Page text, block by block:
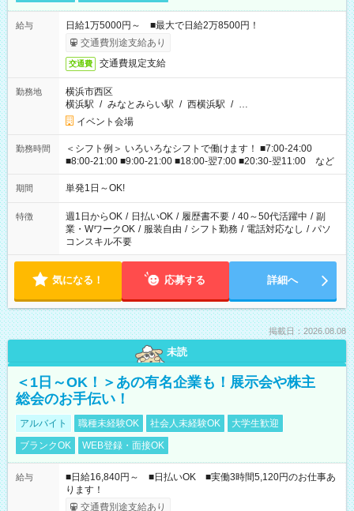
給与
日給1万5000円～ ■最大で日給2万8500円！
交通費別途支給あり
交通費 交通費規定支給
勤務地
横浜市西区
横浜駅 / みなとみらい駅 / 西横浜駅 / …
イベント会場
勤務時間
＜シフト例＞ いろいろなシフトで働けます！ ■7:00-24:00
■8:00-21:00 ■9:00-21:00 ■18:00-翌7:00 ■20:30-翌11:00 など
期間 単発1日～OK!
特徴 週1日からOK / 日払いOK / 履歴書不要 / 40～50代活躍中 / 副
業・WワークOK / 服装自由 / シフト勤務 / 電話対応なし / パソ
コンスキル不要
気になる！ 応募する 詳細へ
掲載日：2026.08.08
未読
＜1日～OK！＞あの有名企業も！展示会や株主
総会のお手伝い！
アルバイト 職種未経験OK 社会人未経験OK
大学生歓迎
ブランクOK
WEB登録・面接OK
給与
■日給16,840円～ ■日払いOK ■実働3時間5,120円のお仕事あ
ります！
交通費別途支給あり